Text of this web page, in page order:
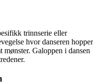
trinnserie eller
hvor danseren hopper
mønster. Galoppen i dansen